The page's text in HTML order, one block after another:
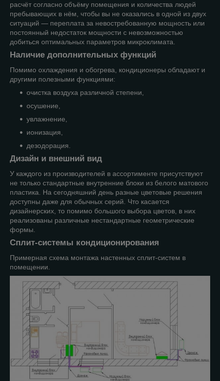
расчёт согласно объёму помещения и количества людей
пребывающих в нём, чтобы вы не оказались в одной из двух
ситуаций — переплата за невостребованную мощность или
постоянный недостаток мощности с невозможностью
добиться оптимальных параметров микроклимата.
Наличие дополнительных функций
Помимо охлаждения и обогрева, кондиционеры обладают и
другими полезными функциями:
очистка воздуха различной степени,
осушение,
увлажнение,
ионизация,
дезодорация.
Дизайн и внешний вид
У каждого из производителей в ассортименте присутствуют
не только стандартные внутренние блоки из белого матового
пластика. На сегодняшний день разные цветовые решения
доступны даже для обычных серий. Что касается
дизайнерских, то помимо большого выбора цветов, в них
реализованы различные нестандартные геометрические
формы.
Сплит-системы кондиционирования
Примерная схема монтажа настенных сплит-систем в
помещении.